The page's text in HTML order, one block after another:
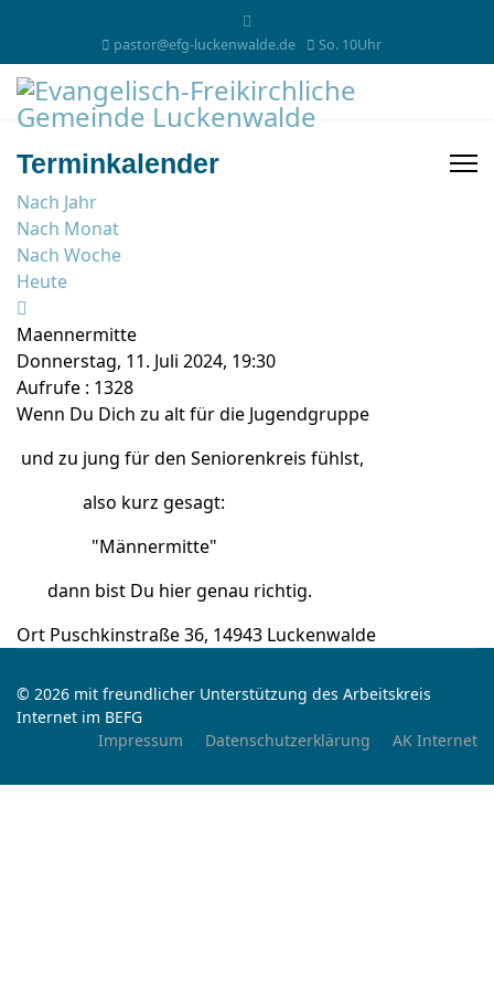
pastor@efg-luckenwalde.de So. 10Uhr
Terminkalender
Nach Jahr
Nach Monat
Nach Woche
Heute
Maennermitte
Donnerstag, 11. Juli 2024, 19:30
Aufrufe : 1328
Wenn Du Dich zu alt für die Jugendgruppe
und zu jung für den Seniorenkreis fühlst,
also kurz gesagt:
"Männermitte"
dann bist Du hier genau richtig.
Ort Puschkinstraße 36, 14943 Luckenwalde
© 2026 mit freundlicher Unterstützung des Arbeitskreis
Internet im BEFG
Impressum
Datenschutzerklärung AK Internet